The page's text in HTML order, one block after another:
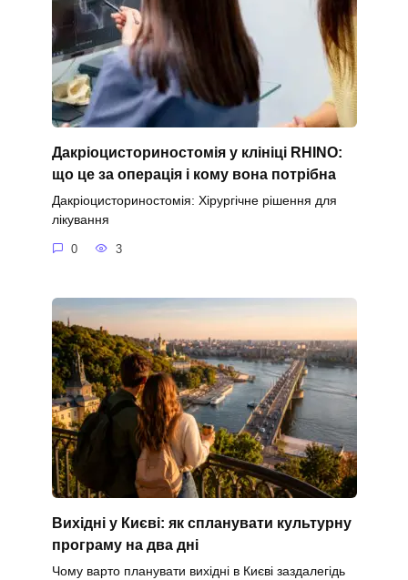
Дакріоцисториностомія у клініці RHINO:
що це за операція і кому вона потрібна
Дакріоцисториностомія: Хірургічне рішення для
лікування
0 3
Вихідні у Києві: як спланувати культурну
програму на два дні
Чому варто планувати вихідні в Києві заздалегідь